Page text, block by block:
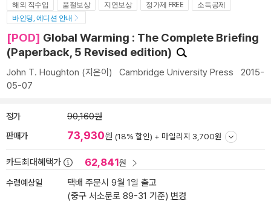
해외 직수입 품절보상 지연보상 정가제 FREE
소득공제
바인딩, 에디션 안내
[POD] Global Warming : The Complete Briefing
(Paperback, 5 Revised edition)
John T. Houghton (지은이) Cambridge University Press 2015-
05-07
정가 90,160원
판매가 73,930원 (18% 할인) + 마일리지 3,700원
카드최대혜택가 62,841원
수령예상일
택배 주문시 9월 1일 출고
(중구 서소문로 89-31 기준) 변경